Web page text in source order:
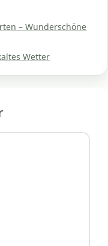
– Wunderschöne
Wetter